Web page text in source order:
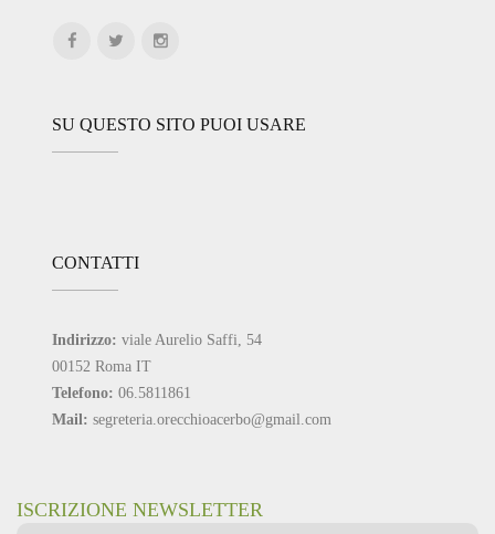
SU QUESTO SITO PUOI USARE
CONTATTI
Indirizzo: viale Aurelio Saffi, 54
00152 Roma IT
Telefono: 06.5811861
Mail: segreteria.orecchioacerbo@gmail.com
ISCRIZIONE NEWSLETTER